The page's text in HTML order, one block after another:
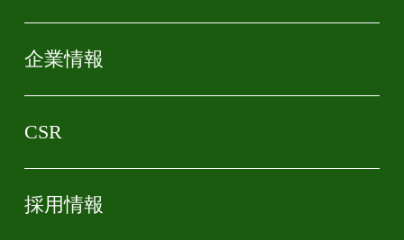
企業情報
CSR
採用情報